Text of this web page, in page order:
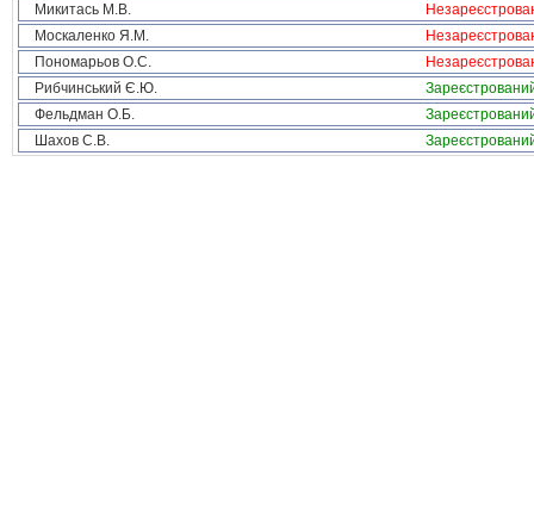
Микитась М.В.
Москаленко Я.М.
Пономарьов О.С.
Рибчинський Є.Ю.
Фельдман О.Б.
Шахов С.В.